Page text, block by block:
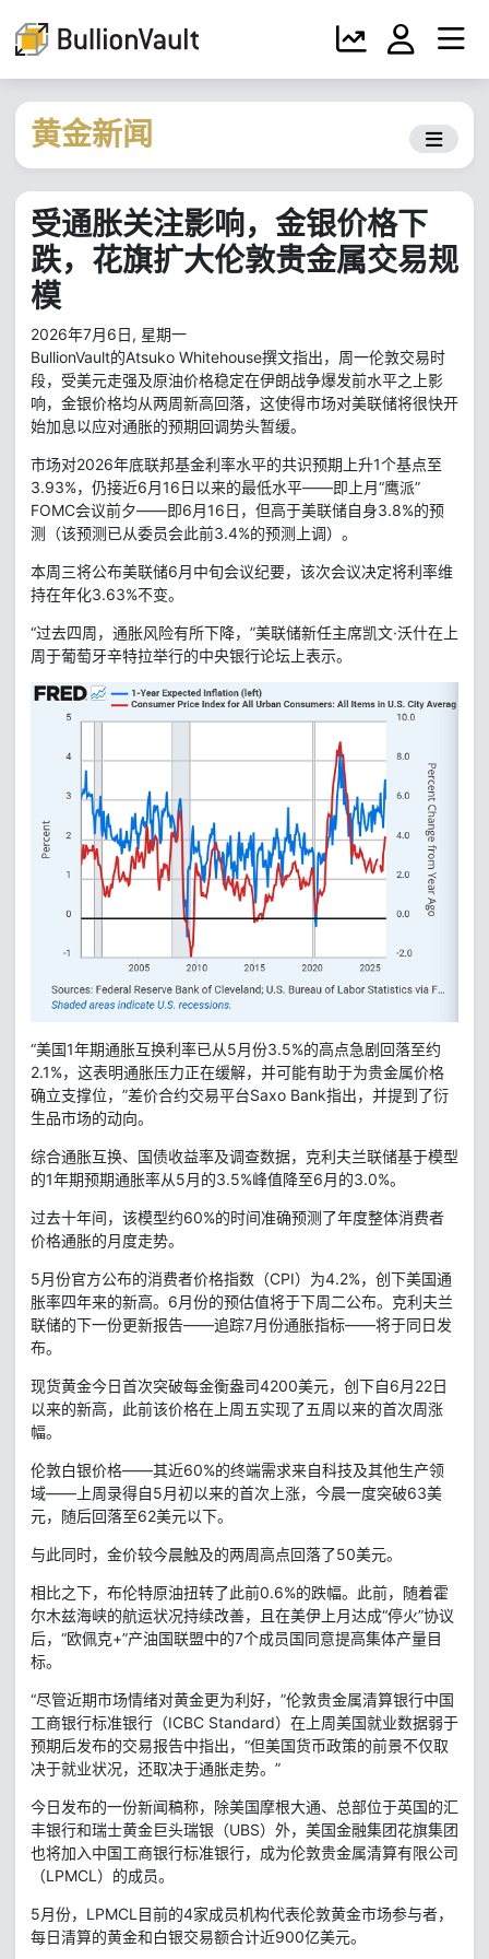
黄金新闻
受通胀关注影响，金银价格下
跌，花旗扩大伦敦贵金属交易规
模
2026年7月6日, 星期一
BullionVault的Atsuko Whitehouse撰文指出，周一伦敦交易时
段，受美元走强及原油价格稳定在伊朗战争爆发前水平之上影
响，金银价格均从两周新高回落，这使得市场对美联储将很快开
始加息以应对通胀的预期回调势头暂缓。
市场对2026年底联邦基金利率水平的共识预期上升1个基点至
3.93%，仍接近6月16日以来的最低水平——即上月“鹰派”
FOMC会议前夕——即6月16日，但高于美联储自身3.8%的预
测（该预测已从委员会此前3.4%的预测上调）。
本周三将公布美联储6月中旬会议纪要，该次会议决定将利率维
持在年化3.63%不变。
“过去四周，通胀风险有所下降，”美联储新任主席凯文·沃什在上
周于葡萄牙辛特拉举行的中央银行论坛上表示。
“美国1年期通胀互换利率已从5月份3.5%的高点急剧回落至约
2.1%，这表明通胀压力正在缓解，并可能有助于为贵金属价格
确立支撑位，”差价合约交易平台Saxo Bank指出，并提到了衍
生品市场的动向。
综合通胀互换、国债收益率及调查数据，克利夫兰联储基于模型
的1年期预期通胀率从5月的3.5%峰值降至6月的3.0%。
过去十年间，该模型约60%的时间准确预测了年度整体消费者
价格通胀的月度走势。
5月份官方公布的消费者价格指数（CPI）为4.2%，创下美国通
胀率四年来的新高。6月份的预估值将于下周二公布。克利夫兰
联储的下一份更新报告——追踪7月份通胀指标——将于同日发
布。
现货黄金今日首次突破每金衡盎司4200美元，创下自6月22日
以来的新高，此前该价格在上周五实现了五周以来的首次周涨
幅。
伦敦白银价格——其近60%的终端需求来自科技及其他生产领
域——上周录得自5月初以来的首次上涨，今晨一度突破63美
元，随后回落至62美元以下。
与此同时，金价较今晨触及的两周高点回落了50美元。
相比之下，布伦特原油扭转了此前0.6%的跌幅。此前，随着霍
尔木兹海峡的航运状况持续改善，且在美伊上月达成“停火”协议
后，“欧佩克+”产油国联盟中的7个成员国同意提高集体产量目
标。
“尽管近期市场情绪对黄金更为利好，”伦敦贵金属清算银行中国
工商银行标准银行（ICBC Standard）在上周美国就业数据弱于
预期后发布的交易报告中指出，“但美国货币政策的前景不仅取
决于就业状况，还取决于通胀走势。”
今日发布的一份新闻稿称，除美国摩根大通、总部位于英国的汇
丰银行和瑞士黄金巨头瑞银（UBS）外，美国金融集团花旗集团
也将加入中国工商银行标准银行，成为伦敦贵金属清算有限公司
（LPMCL）的成员。
5月份，LPMCL目前的4家成员机构代表伦敦黄金市场参与者，
每日清算的黄金和白银交易额合计近900亿美元。